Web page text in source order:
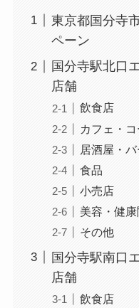
東京都国分寺
ペーン
国分寺駅北口
店舗
飲食店
カフェ・
居酒屋・バ
食品
小売店
美容・健
その他
国分寺駅南口
店舗
飲食店